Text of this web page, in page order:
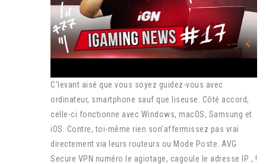
C’levant aisé que vous soyez guidez-vous avec
ordinateur, smartphone sauf que liseuse. Côté accord,
celle-ci fonctionne avec Windows, macOS, Samsung et
iOS. Contre, toi-même rien son’affermissez pas vrai
directement via leurs routeurs ou Mode Poste. AVG
Secure VPN numéro le agiotage, cagoule le adresse IP , !